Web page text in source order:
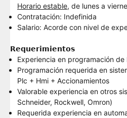
Horario estable, de lunes a
Contratación: Indefinida
Salario: Acorde con nivel de
𝗥𝗲𝗾𝘂𝗲𝗿𝗶𝗺𝗶𝗲𝗻𝘁𝗼𝘀
Experiencia en programación de
Programación requerida en
Plc + Hmi + Accionamientos
Valorable experiencia en otros
Schneider, Rockwell, Omron)
Requerida experiencia en